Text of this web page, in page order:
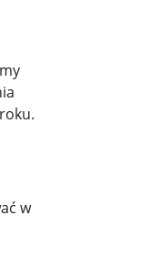
w